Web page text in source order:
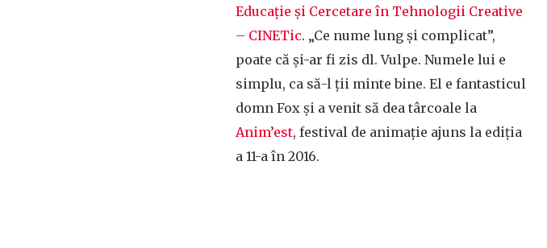
Educație și Cercetare în Tehnologii Creative
– CINETic. „Ce nume lung și complicat”,
poate că și-ar fi zis dl. Vulpe. Numele lui e
simplu, ca să-l ții minte bine. El e fantasticul
domn Fox și a venit să dea târcoale la
Anim’est, festival de animație ajuns la ediția
a 11-a în 2016.